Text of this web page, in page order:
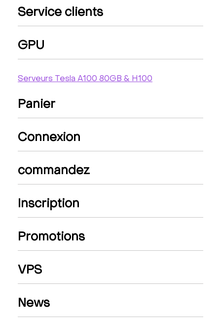
Service clients
GPU
Serveurs Tesla A100 80GB & H100
Panier
Connexion
commandez
Inscription
Promotions
VPS
News